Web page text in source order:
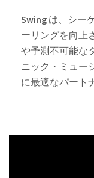
Swing は、シー
ーリングを向上
や予測不可能な
ニック・ミュー
に最適なパート